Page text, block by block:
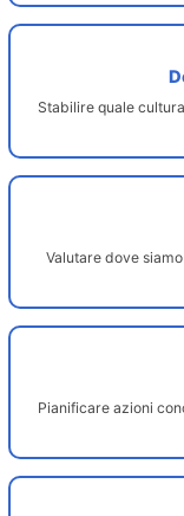
Stabilire quale
Valutare dove
Pianificare azioni